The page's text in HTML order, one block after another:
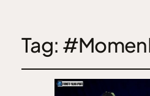
Tag: